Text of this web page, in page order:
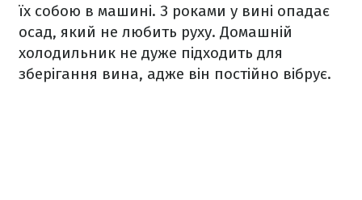
їх собою в машині. З роками у вині опадає
осад, який не любить руху. Домашній
холодильник не дуже підходить для
зберігання вина, адже він постійно вібрує.